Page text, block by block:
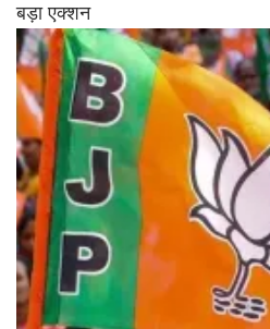
बड़ा एक्शन